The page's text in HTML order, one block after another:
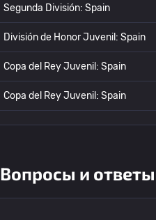
Segunda División: Spain
División de Honor Juvenil: Spain
Copa del Rey Juvenil: Spain
Copa del Rey Juvenil: Spain
Вопросы и